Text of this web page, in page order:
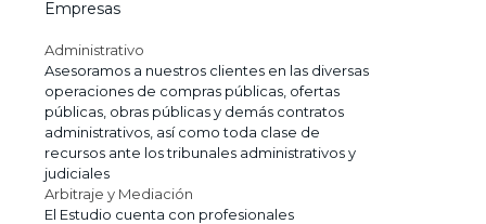
Empresas
Administrativo
Asesoramos a nuestros clientes en las diversas
operaciones de compras públicas, ofertas
públicas, obras públicas y demás contratos
administrativos, así como toda clase de
recursos ante los tribunales administrativos y
judiciales
Arbitraje y Mediación
El Estudio cuenta con profesionales